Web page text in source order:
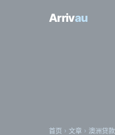
Arrivau
首页 › 文章 › 澳洲贷款